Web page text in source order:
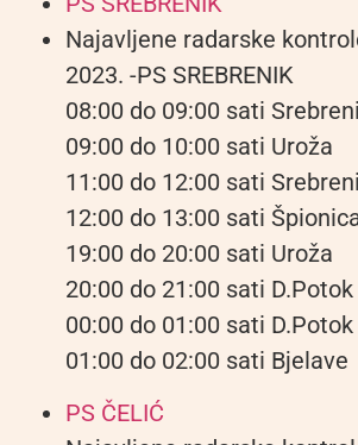
Najavljene radarske
2023. -PS SREBRENIK
08:00 do 09:00 sati
09:00 do 10:00 sati Uroža
11:00 do 12:00 sati
12:00 do 13:00 sati
19:00 do 20:00 sati Uroža
20:00 do 21:00 sati D.Potok
00:00 do 01:00 sati D.Potok
01:00 do 02:00 sati Bjelave
PS ČELIĆ